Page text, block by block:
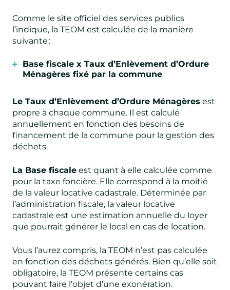
Comme le site officiel des services publics
l’indique, la TEOM est calculée de la manière
suivante :
Base fiscale x Taux d’Enlèvement d’Ordure
Ménagères fixé par la commune
Le Taux d’Enlèvement d’Ordure Ménagères est
propre à chaque commune. Il est calculé
annuellement en fonction des besoins de
financement de la commune pour la gestion des
déchets.
La Base fiscale est quant à elle calculée comme
pour la taxe foncière. Elle correspond à la moitié
de la valeur locative cadastrale. Déterminée par
l’administration fiscale, la valeur locative
cadastrale est une estimation annuelle du loyer
que pourrait générer le local en cas de location.
Vous l’aurez compris, la TEOM n’est pas calculée
en fonction des déchets générés. Bien qu’elle soit
obligatoire, la TEOM présente certains cas
pouvant faire l’objet d’une exonération.